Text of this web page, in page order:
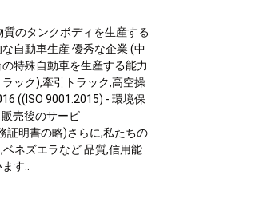
のタンクボディを生産する
自動車生産 優秀な企業 (中
特殊自動車を生産する能力
ック),牽引トラック,高空操
((ISO 9001:2015) - 環境保
売後のサービ
証明書の略)さらに,私たちの
ネズエラなど 品質,信用能
す..